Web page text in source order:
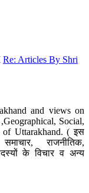
Re: Articles By Shri
and views on
Social,
of Uttarakhand. ( इस
राजनीतिक,
के विचार व अन्य